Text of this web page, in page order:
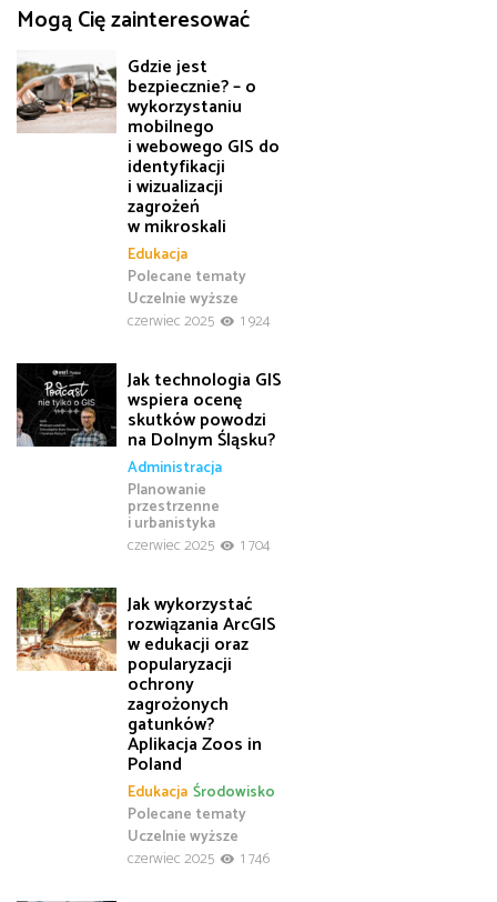
Mogą Cię zainteresować
Gdzie jest
bezpiecznie? – o
wykorzystaniu
mobilnego
i webowego GIS do
identyfikacji
i wizualizacji
zagrożeń
w mikroskali
Edukacja
Polecane tematy
Uczelnie wyższe
czerwiec 2025
1 924
Jak technologia GIS
wspiera ocenę
skutków powodzi
na Dolnym Śląsku?
Administracja
Planowanie
przestrzenne
i urbanistyka
czerwiec 2025
1 704
Jak wykorzystać
rozwiązania ArcGIS
w edukacji oraz
popularyzacji
ochrony
zagrożonych
gatunków?
Aplikacja Zoos in
Poland
Edukacja
Polecane tematy
Środowisko
Uczelnie wyższe
czerwiec 2025
1 746